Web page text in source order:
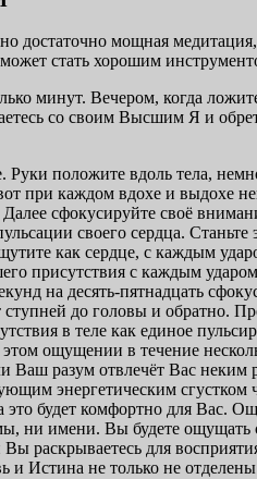
достаточно мощная
стать хорошим
минут. Вечером, когда
со своим Высшим Я и
Руки положите вдоль тела,
каждом вдохе и выдохе
сфокусируйте своё
своего сердца.
как сердце, с каждым
присутствия с каждым
на десять-пятнадцать
до головы и обратно.
в теле как единое
ощущении в течение
Ваш разум отвлечёт Вас
энергетическим
будет комфортно для Вас.
ни имени. Вы будете
Вы раскрываетесь для
Истина не только не